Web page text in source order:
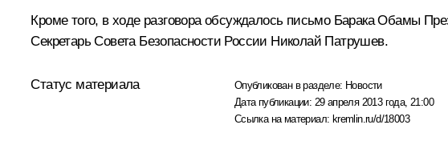
Кроме того, в ходе разговора обсуждалось письмо Барака Обамы
Секретарь Совета Безопасности России Николай Патрушев.
Статус материала Опубликован в разделе: Новости
Дата публикации: 29 апреля 2013 года, 21:00
Ссылка на материал: kremlin.ru/d/18003